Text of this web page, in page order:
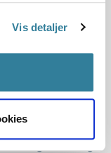
Vis detaljer